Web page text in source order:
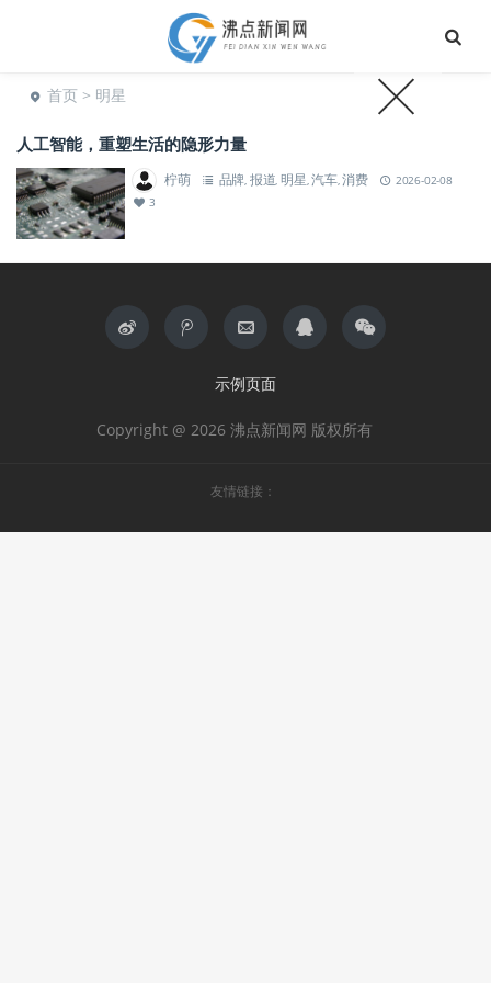
首页 > 明星
人工智能，重塑生活的隐形力量
柠萌 品牌, 报道, 明星,汽车,消费
2026-02-08
3
示例页面
Copyright @ 2026 沸点新闻网 版权所有
友情链接：